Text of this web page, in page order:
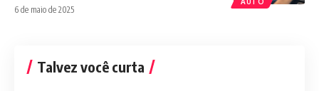
6 de maio de 2025
Talvez você curta